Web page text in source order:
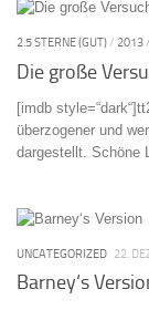
2.5 STERNE (GUT)/ 2013/
Die große
[imdb
überzogener und
dargestellt. Schöne
UNCATEGORIZED 22.
Barney‘s